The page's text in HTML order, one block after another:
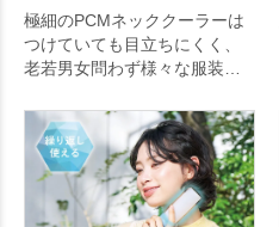
極細のPCMネッククーラーは
つけていても目立ちにくく、
老若男女問わず様々な服装や
ム。